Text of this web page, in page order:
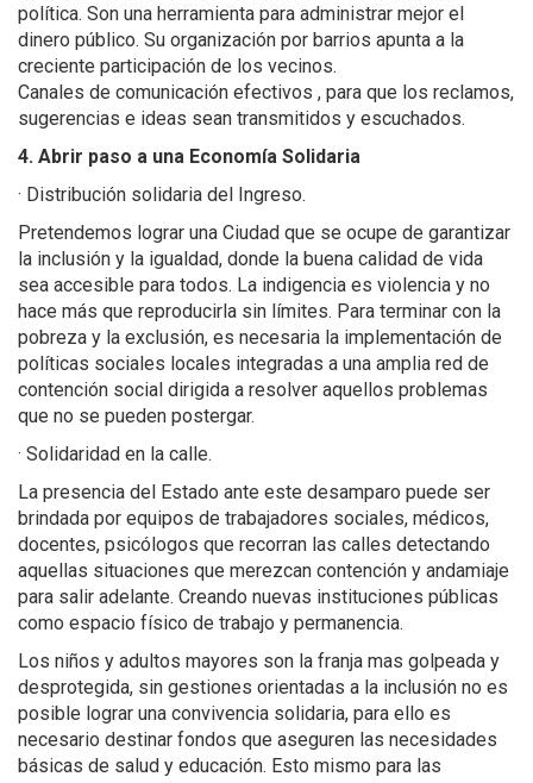
política. Son una herramienta para administrar mejor el
dinero público. Su organización por barrios apunta a la
creciente participación de los vecinos.
Canales de comunicación efectivos , para que los reclamos,
sugerencias e ideas sean transmitidos y escuchados.
4. Abrir paso a una Economía Solidaria
· Distribución solidaria del Ingreso.
Pretendemos lograr una Ciudad que se ocupe de garantizar
la inclusión y la igualdad, donde la buena calidad de vida
sea accesible para todos. La indigencia es violencia y no
hace más que reproducirla sin límites. Para terminar con la
pobreza y la exclusión, es necesaria la implementación de
políticas sociales locales integradas a una amplia red de
contención social dirigida a resolver aquellos problemas
que no se pueden postergar.
· Solidaridad en la calle.
La presencia del Estado ante este desamparo puede ser
brindada por equipos de trabajadores sociales, médicos,
docentes, psicólogos que recorran las calles detectando
aquellas situaciones que merezcan contención y andamiaje
para salir adelante. Creando nuevas instituciones públicas
como espacio físico de trabajo y permanencia.
Los niños y adultos mayores son la franja mas golpeada y
desprotegida, sin gestiones orientadas a la inclusión no es
posible lograr una convivencia solidaria, para ello es
necesario destinar fondos que aseguren las necesidades
básicas de salud y educación. Esto mismo para las